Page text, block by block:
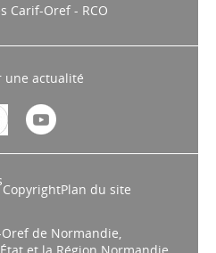
Carif-Oref - RCO
une actualité
CopyrightPlan du site
de Normandie,